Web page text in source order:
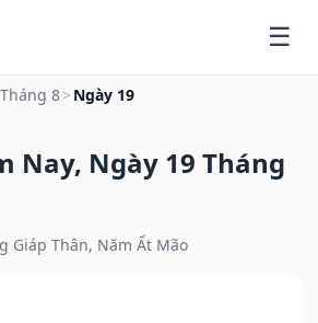
Tháng 8> Ngày 19
Nay, Ngày 19 Tháng
Giáp Thân, Năm Ất Mão